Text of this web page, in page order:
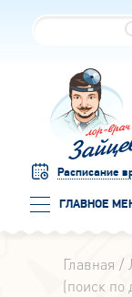
Расписание
ГЛАВНОЕ
Главная
(поиск по